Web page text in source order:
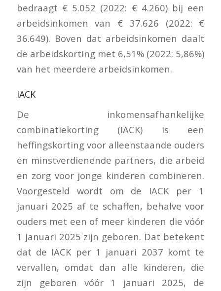
bedraagt € 5.052 (2022: € 4.260) bij een
arbeidsinkomen van € 37.626 (2022: €
36.649). Boven dat arbeidsinkomen daalt
de arbeidskorting met 6,51% (2022: 5,86%)
van het meerdere arbeidsinkomen.
IACK
De inkomensafhankelijke
combinatiekorting (IACK) is een
heffingskorting voor alleenstaande ouders
en minstverdienende partners, die arbeid
en zorg voor jonge kinderen combineren.
Voorgesteld wordt om de IACK per 1
januari 2025 af te schaffen, behalve voor
ouders met een of meer kinderen die vóór
1 januari 2025 zijn geboren. Dat betekent
dat de IACK per 1 januari 2037 komt te
vervallen, omdat dan alle kinderen, die
zijn geboren vóór 1 januari 2025, de